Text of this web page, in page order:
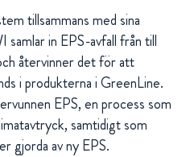
tillsammans med sina
in EPS-avfall från till
återvinner det för att
i produkterna i GreenLine.
EPS, en process som
samtidigt som
gjorda av ny EPS.